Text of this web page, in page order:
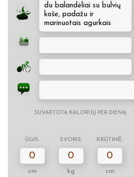
du balandėliai su bulvių
koše, padažu ir
marinuotais agurkais
SUVARTOTA KALORIJŲ PER DIENĄ:
ŪGIS: SVORIS: KRŪTINĖ:
0
cm
0
kg
0
cm